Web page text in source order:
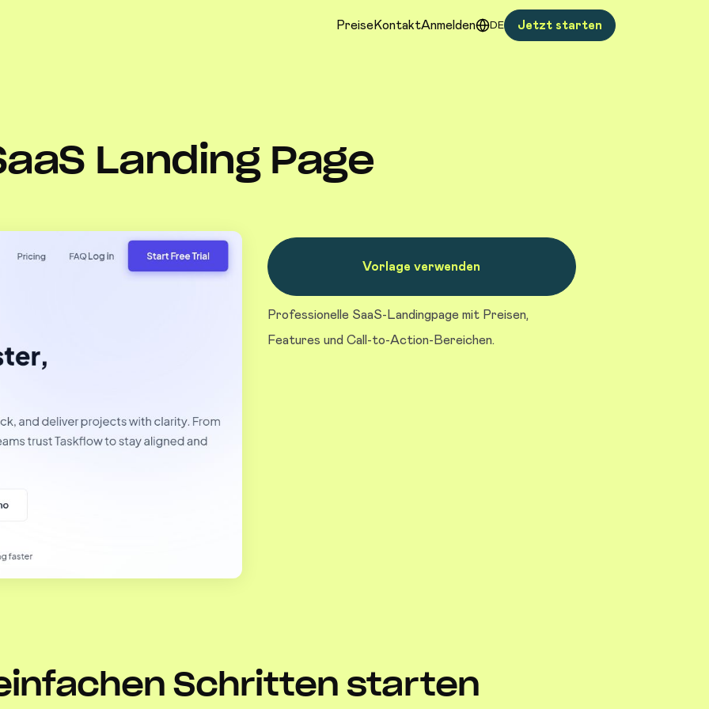
PreiseKontaktAnmelden DE Jetzt starten
Landing Page
Vorlage verwenden
Professionelle SaaS-Landingpage mit Preisen,
Features und Call-to-Action-Bereichen.
Schritten starten